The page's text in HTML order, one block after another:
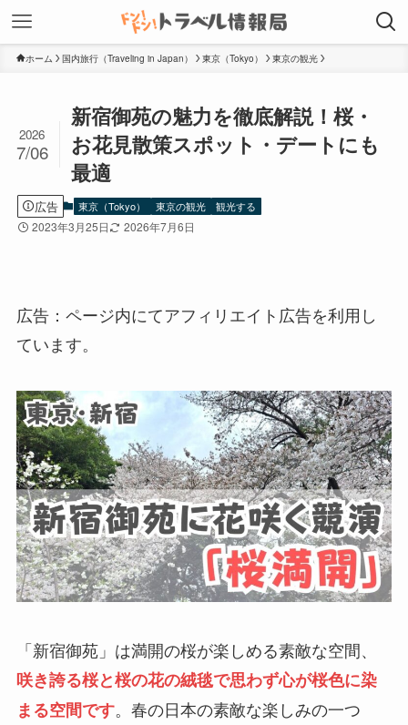
ホーム 国内旅行（Traveling in Japan） 東京（Tokyo） 東京の観光
新宿御苑の魅力を徹底解説！桜・
お花見散策スポット・デートにも
最適
2026
7/06
広告 東京（Tokyo） 東京の観光 観光する
2023年3月25日 2026年7月6日
広告：ページ内にてアフィリエイト広告を利用し
ています。
「新宿御苑」は満開の桜が楽しめる素敵な空間、
咲き誇る桜と桜の花の絨毯で思わず心が桜色に染
まる空間です。春の日本の素敵な楽しみの一つ